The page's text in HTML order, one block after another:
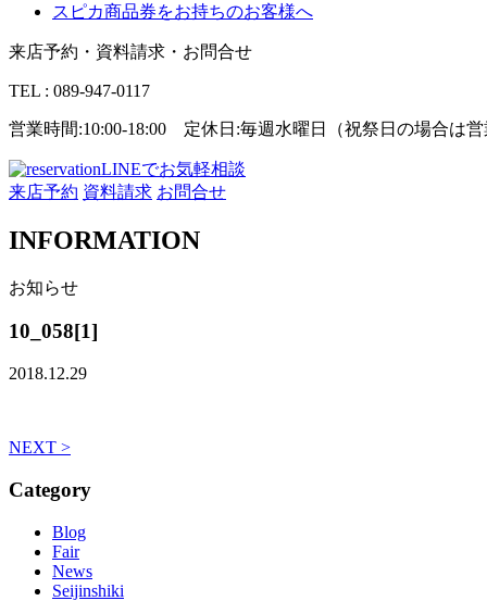
スピカ商品券をお持ちのお客様へ
来店予約・資料請求・お問合せ
TEL : 089-947-0117
営業時間:10:00-18:00 定休日:毎週水曜日（祝祭日の場合は営
LINEでお気軽相談
来店予約 資料請求 お問合せ
INFORMATION
お知らせ
10_058[1]
2018.12.29
NEXT >
Category
Blog
Fair
News
Seijinshiki